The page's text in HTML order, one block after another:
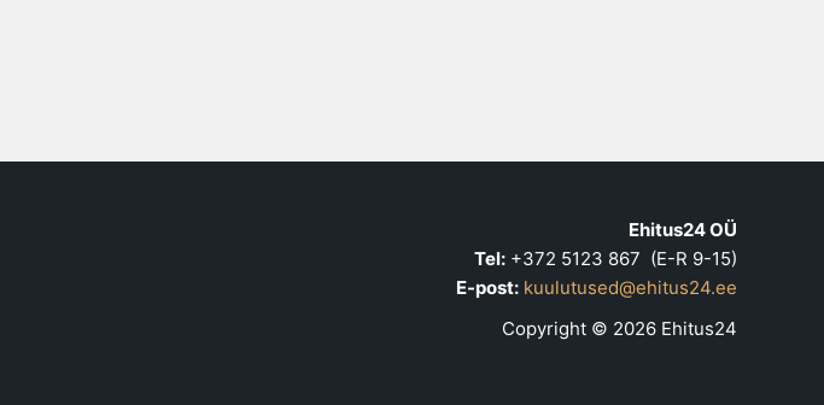
Ehitus24 OÜ
Tel:+372 5123 867 (E-R 9-15)
E-post: kuulutused@ehitus24.ee
Copyright © 2026 Ehitus24